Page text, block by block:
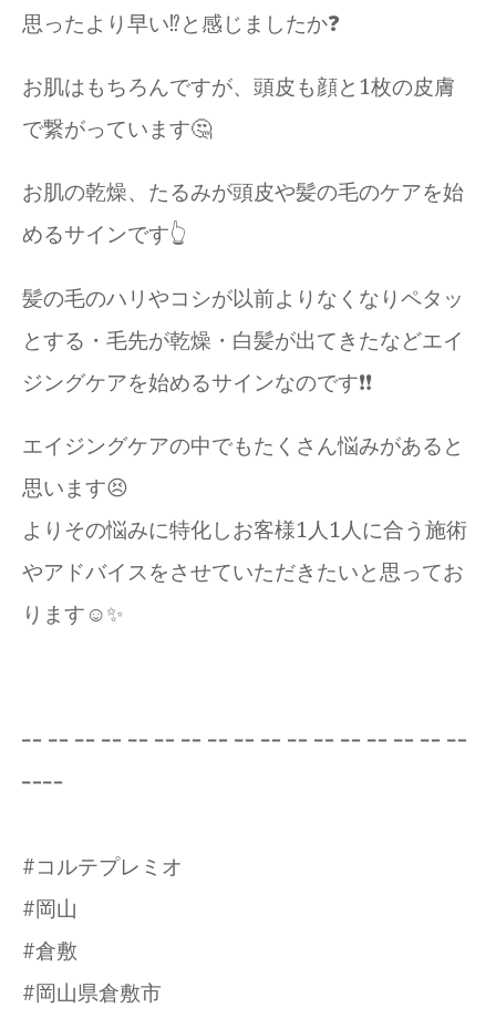
思ったより早い⁉️と感じましたか❓
お肌はもちろんですが、頭皮も顔と1枚の皮膚
で繋がっています🤔
お肌の乾燥、たるみが頭皮や髪の毛のケアを始
めるサインです👆
髪の毛のハリやコシが以前よりなくなりペタッ
とする・毛先が乾燥・白髪が出てきたなどエイ
ジングケアを始めるサインなのです❗️❗️
エイジングケアの中でもたくさん悩みがあると
思います😣
よりその悩みに特化しお客様1人1人に合う施術
やアドバイスをさせていただきたいと思ってお
ります☺️✨
╍ ╍ ╍ ╍ ╍ ╍ ╍ ╍ ╍ ╍ ╍ ╍ ╍ ╍ ╍ ╍ ╍
╍╍
#コルテプレミオ
#岡山
#倉敷
#岡山県倉敷市